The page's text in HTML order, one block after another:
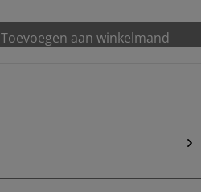
Toevoegen aan winkelmand